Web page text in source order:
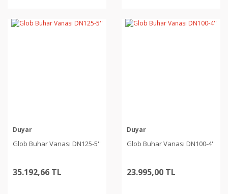
Duyar
Glob Buhar Vanası DN125-5''
35.192,66 TL
Duyar
Glob Buhar Vanası DN100-4''
23.995,00 TL